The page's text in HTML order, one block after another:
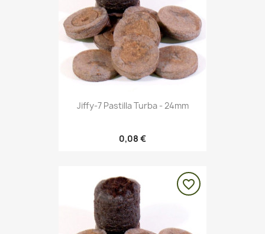
Jiffy-7 Pastilla Turba - 24mm
0,08 €
favorite_border